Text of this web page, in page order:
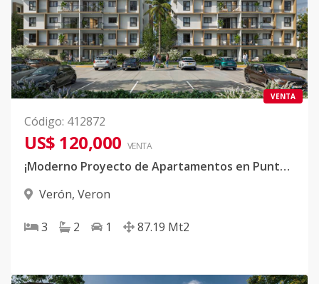
VENTA
Código: 412872
US$ 120,000 VENTA
¡Moderno Proyecto de Apartamentos en Punta Cana!
Verón, Veron
3 2 1 87.19 Mt2